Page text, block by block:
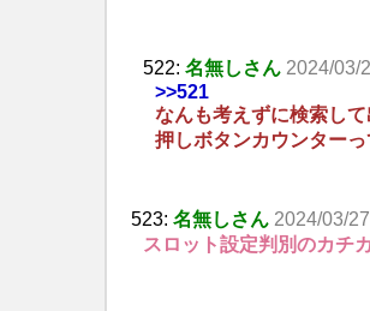
522: 名無しさん 2024/03/
>>521
なんも考えずに検索し
押しボタンカウンター
523: 名無しさん 2024/03/
スロット設定判別のカチ